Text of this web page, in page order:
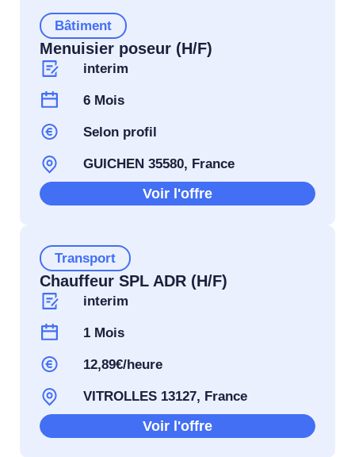
Bâtiment
Menuisier poseur (H/F)
interim
6 Mois
Selon profil
GUICHEN 35580, France
Voir l'offre
Transport
Chauffeur SPL ADR (H/F)
interim
1 Mois
12,89€/heure
VITROLLES 13127, France
Voir l'offre